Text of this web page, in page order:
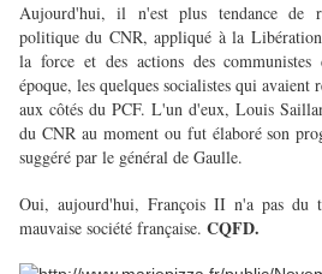
Aujourd'hui, il n'est plus tendance de
politique du CNR, appliqué à la
la force et des actions des
époque, les quelques socialistes qui avaient
aux côtés du PCF. L'un d'eux, Louis
du CNR au moment ou fut élaboré son
suggéré par le général de Gaulle.
Oui, aujourd'hui, François II n'a pas du
mauvaise société française. CQFD.